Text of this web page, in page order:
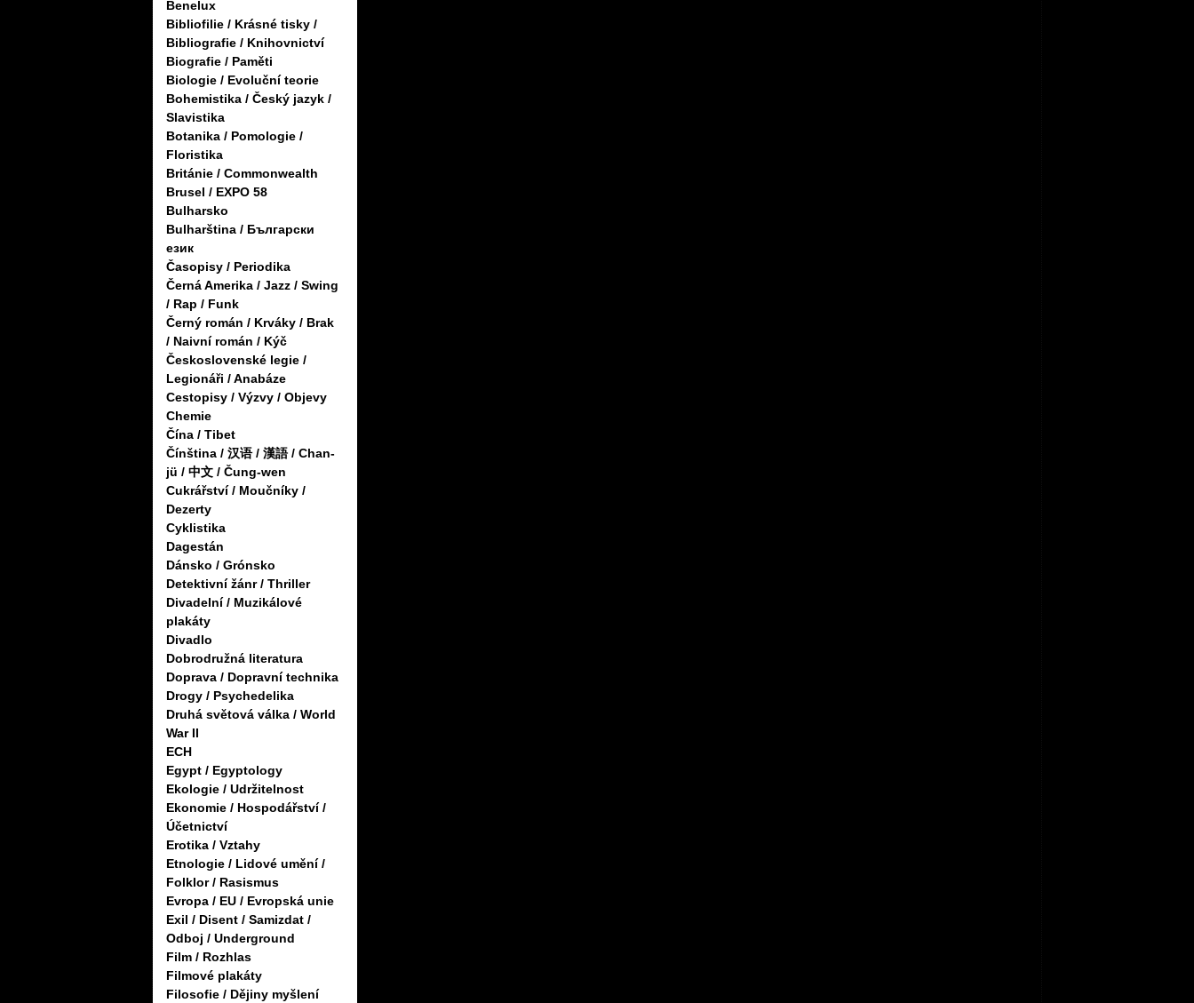
Benelux
Bibliofilie / Krásné tisky /
Bibliografie / Knihovnictví
Biografie / Paměti
Biologie / Evoluční teorie
Bohemistika / Český jazyk /
Slavistika
Botanika / Pomologie /
Floristika
Británie / Commonwealth
Brusel / EXPO 58
Bulharsko
Bulharština / Български
език
Časopisy / Periodika
Černá Amerika / Jazz / Swing
/ Rap / Funk
Černý román / Krváky / Brak
/ Naivní román / Kýč
Československé legie /
Legionáři / Anabáze
Cestopisy / Výzvy / Objevy
Chemie
Čína / Tibet
Čínština / 汉语 / 漢語 / Chan-
jü / 中文 / Čung-wen
Cukrářství / Moučníky /
Dezerty
Cyklistika
Dagestán
Dánsko / Grónsko
Detektivní žánr / Thriller
Divadelní / Muzikálové
plakáty
Divadlo
Dobrodružná literatura
Doprava / Dopravní technika
Drogy / Psychedelika
Druhá světová válka / World
War II
ECH
Egypt / Egyptology
Ekologie / Udržitelnost
Ekonomie / Hospodářství /
Účetnictví
Erotika / Vztahy
Etnologie / Lidové umění /
Folklor / Rasismus
Evropa / EU / Evropská unie
Exil / Disent / Samizdat /
Odboj / Underground
Film / Rozhlas
Filmové plakáty
Filosofie / Dějiny myšlení